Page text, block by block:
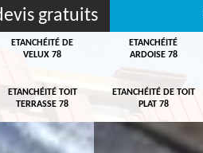
gratuits
ETANCHÉITÉ DE
VELUX 78
ETANCHÉITÉ
ARDOISE 78
ETANCHÉITÉ TOIT
TERRASSE 78
ETANCHÉITÉ DE TOIT
PLAT 78